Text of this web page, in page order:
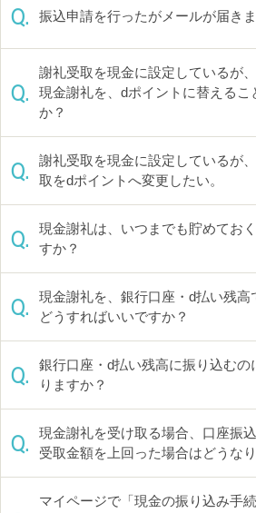
Q. 振込申請を行ったがメールが届きま
Q.
謝礼受取を現金に設定しているが
現金謝礼を、dポイントに替えるこ
か？
Q.
謝礼受取を現金に設定しているが
取をdポイントへ変更したい。
Q.
現金謝礼は、いつまでも貯めてお
すか？
Q.
現金謝礼を、銀行口座・d払い残高
どうすればいいですか？
Q.
銀行口座・d払い残高に振り込むの
りますか？
Q.
現金謝礼を受け取る場合、口座振
受取金額を上回った場合はどうな
マイページで「現金の振り込み手